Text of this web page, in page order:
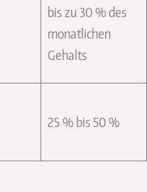
bis zu 30 % des
monatlichen
Gehalts
25 % bis 50 %